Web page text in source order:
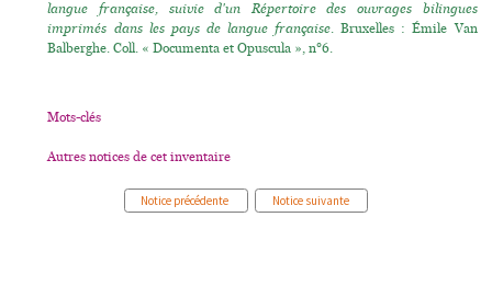
langue française, suivie d'un Répertoire des ouvrages bilingues
imprimés dans les pays de langue française. Bruxelles : Émile Van
Balberghe. Coll. « Documenta et Opuscula », n°6.
Mots-clés
Autres notices de cet inventaire
Notice précédente Notice suivante